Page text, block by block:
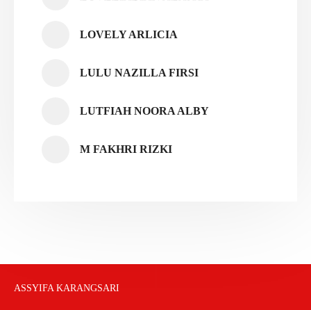
LOVELY ARLICIA
LULU NAZILLA FIRSI
LUTFIAH NOORA ALBY
M FAKHRI RIZKI
ASSYIFA KARANGSARI